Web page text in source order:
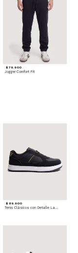
$ 79.900
Jogger Comfort Fit
$ 89.900
Tenis Clásicos con Detalle Lateral